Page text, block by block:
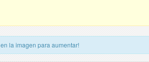
en la imagen para aumentar!